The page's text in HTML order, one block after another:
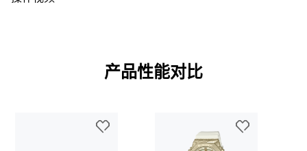
产品性能对比